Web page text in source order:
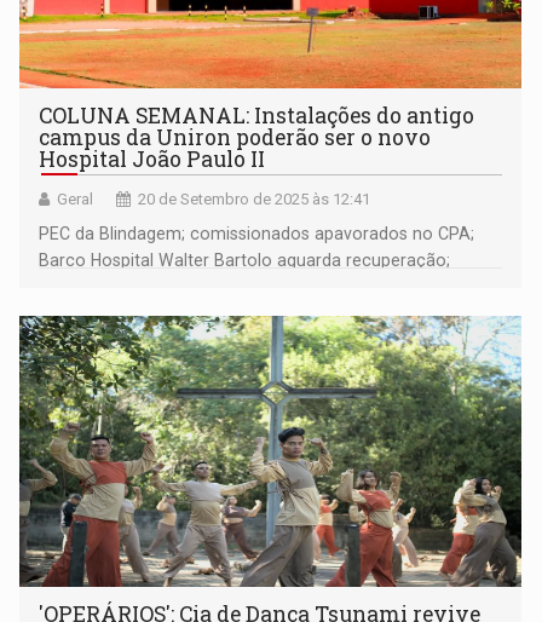
COLUNA SEMANAL: Instalações do antigo
campus da Uniron poderão ser o novo
Hospital João Paulo II
Geral 20 de Setembro de 2025 às 12:41
PEC da Blindagem; comissionados apavorados no CPA;
Barco Hospital Walter Bartolo aguarda recuperação;
abandonados; Vinicius Miguel fala sobre planos para a
eleição de 2026; e muito mais
'OPERÁRIOS': Cia de Dança Tsunami revive